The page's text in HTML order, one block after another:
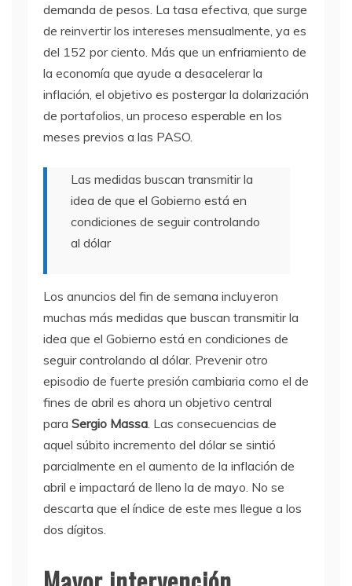
demanda de pesos. La tasa efectiva, que surge
de reinvertir los intereses mensualmente, ya es
del 152 por ciento. Más que un enfriamiento de
la economía que ayude a desacelerar la
inflación, el objetivo es postergar la dolarización
de portafolios, un proceso esperable en los
meses previos a las PASO.
Las medidas buscan transmitir la
idea de que el Gobierno está en
condiciones de seguir controlando
al dólar
Los anuncios del fin de semana incluyeron
muchas más medidas que buscan transmitir la
idea que el Gobierno está en condiciones de
seguir controlando al dólar. Prevenir otro
episodio de fuerte presión cambiaria como el de
fines de abril es ahora un objetivo central
para Sergio Massa. Las consecuencias de
aquel súbito incremento del dólar se sintió
parcialmente en el aumento de la inflación de
abril e impactará de lleno la de mayo. No se
descarta que el índice de este mes llegue a los
dos dígitos.